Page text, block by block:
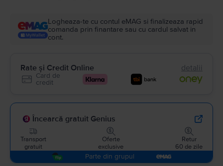
Logheaza-te cu contul eMAG si finalizeaza rapid
comanda prin finantare sau cu cardul salvat in
cont.
Rate și Credit Online detalii
Card de
credit
Încearcă gratuit Genius
Transport
gratuit
Oferte
exclusive
Retur
60 de zile
Parte din grupul